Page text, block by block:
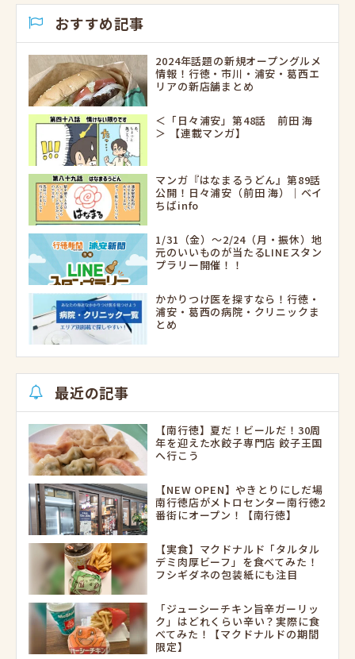
おすすめ記事
2024年話題の新規オープングルメ
情報！行徳・市川・浦安・葛西エ
リアの新店舗まとめ
＜「日々浦安」第48話 前田 海
＞ 【連載マンガ】
マンガ『はなまるうどん』第89話
公開！日々浦安（前田 海）｜ベイ
ちばinfo
1/31（金）～2/24（月・振休）地
元のいいものが当たるLINEスタン
プラリー開催！！
かかりつけ医を探すなら！行徳・
浦安・葛西の病院・クリニックま
とめ
最近の記事
【南行徳】夏だ！ビールだ！30周
年を迎えた水餃子専門店 餃子王国
へ行こう
【NEW OPEN】やきとりにしだ場
南行徳店がメトロセンター南行徳2
番街にオープン！【南行徳】
【実食】マクドナルド「タルタル
デミ肉厚ビーフ」を食べてみた！
フシギダネの包装紙にも注目
「ジューシーチキン旨辛ガーリッ
ク」はどれくらい辛い？実際に食
べてみた！【マクドナルドの期間
限定】